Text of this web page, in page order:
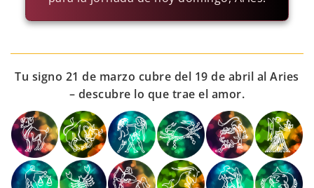
Tu signo 21 de marzo cubre del 19 de abril al Aries
– descubre lo que trae el amor.